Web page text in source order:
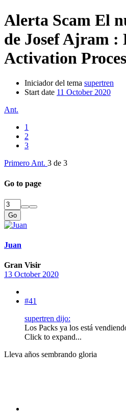
Alerta Scam El
de Josef Ajram
Activation
Iniciador del tema supertren
Start date 11 October 2020
Ant.
1
2
3
Primero Ant. 3 de 3
Go to page
Go
Juan
Gran Visir
13 October 2020
#41
supertren dijo:
Los Packs ya los está
Click to expand...
Lleva años sembrando gloria